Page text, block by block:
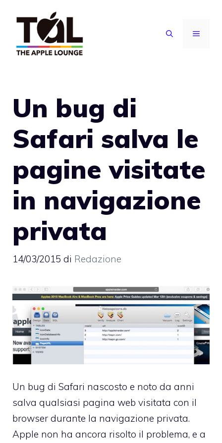
contenuto
MENU
Un bug di
Safari salva le
pagine visitate
in navigazione
privata
14/03/2015 di Redazione
Un bug di Safari nascosto e noto da anni
salva qualsiasi pagina web visitata con il
browser durante la navigazione privata.
Apple non ha ancora risolto il problema, e a